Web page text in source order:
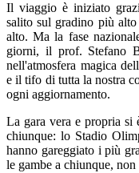
Il viaggio è iniziato
salito sul gradino più
alto. Ma la fase
giorni, il prof. Stefano
nell'atmosfera magica
e il tifo di tutta la nostra
ogni aggiornamento.
La gara vera e propria si
chiunque: lo Stadio
hanno gareggiato i più
le gambe a chiunque,